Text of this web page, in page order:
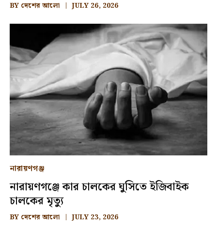
BY দেশের আলো JULY 26, 2026
নারায়ণগঞ্জ
নারায়ণগঞ্জে কার চালকের ঘুসিতে ইজিবাইক
চালকের মৃত্যু
BY দেশের আলো JULY 23, 2026